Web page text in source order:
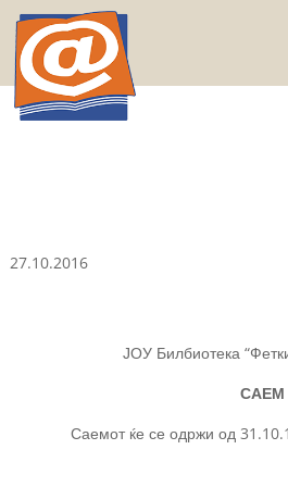
27.10.2016
ЈОУ Билбиотека
САЕМ
Саемот ќе се одржи од